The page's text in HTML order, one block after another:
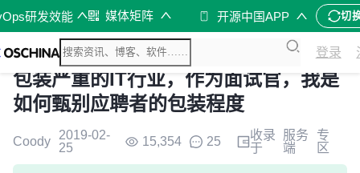
研发效能 媒体矩阵 开源中国APP 切
登录
包装严重的IT行业，作为面试官，我是
如何甄别应聘者的包装程度
Coody
2019-02-
25
15,354 25
收录
于
服务
端
专
区